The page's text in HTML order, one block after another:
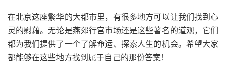
在北京这座繁华的大都市里，有很多地方可以让我们找到心
灵的慰藉。无论是燕郊行宫市场还是这些著名的道观，它们
都为我们提供了一个了解命运、探索人生的机会。希望大家
都能够在这些地方找到属于自己的那份答案！